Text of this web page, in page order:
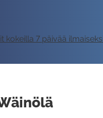
kokeilla 7 päivää